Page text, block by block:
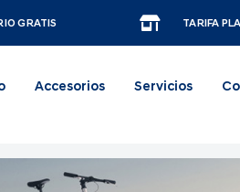
GRATIS TARIFA
Accesorios Servicios